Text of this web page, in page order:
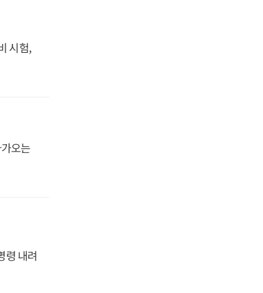
시험,
오는
령 내려